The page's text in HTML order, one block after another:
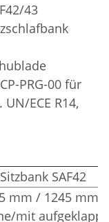
43
PRG-00 für
ECE R14,
SAF42
mm / 1245 mm
mit